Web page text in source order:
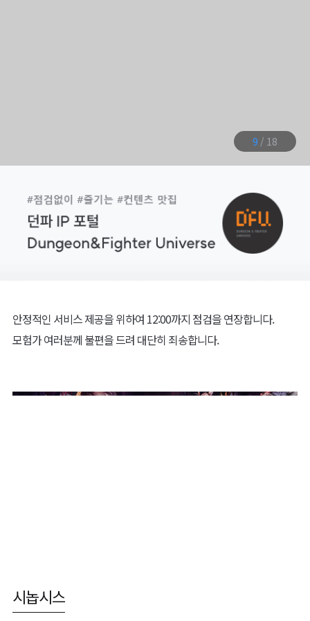
10 / 18
안정적인 서비스 제공을 위하여 12:00까지 점검을 연장합니다.
모험가 여러분께 불편을 드려 대단히 죄송합니다.
시놉시스